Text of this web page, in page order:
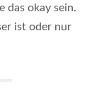
das okay sein.
ist oder nur